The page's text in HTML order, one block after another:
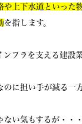
や上下水道といった
を指します。
フラを支える建設
のに担い手が減る一
い気もするが・・・